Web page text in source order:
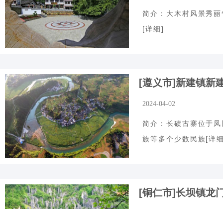
简介：大木村风景秀
[详细]
[遵义市]新建镇新
2024-04-02
简介：长碛古寨位于
族等多个少数民族[详
[铜仁市]长坝镇龙